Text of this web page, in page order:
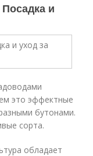
и
это эффектные
бутонами.
сорта.
обладает